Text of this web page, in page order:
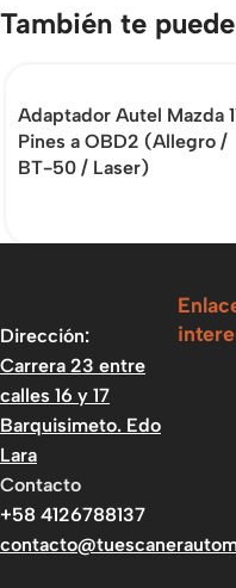
También te
Adaptador Autel Mazda
Pines a OBD2 (Allegro /
BT-50 / Laser)
Dirección:
Carrera 23 entre
calles 16 y 17
Barquisimeto. Edo
Lara
Contacto
+58 4126788137